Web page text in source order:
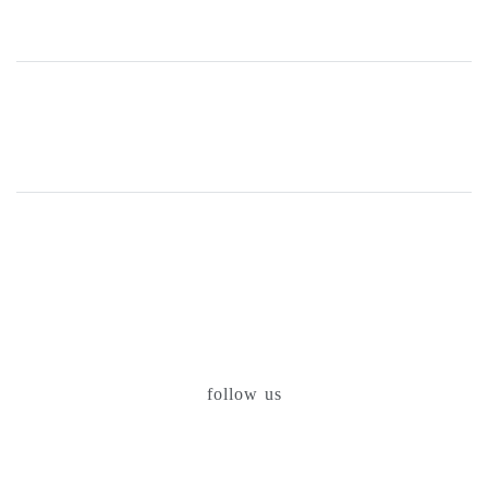
follow us